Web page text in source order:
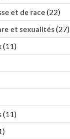
et de race (22)
et sexualités(27)
(11)
(11)